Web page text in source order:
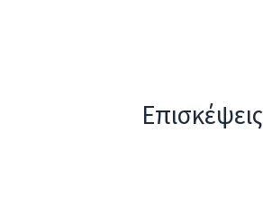
Επισκέψεις